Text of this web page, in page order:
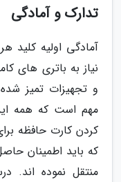
تدارک و آمادگی
آمادگی اولیه کلید
نیاز به باتری های
و تجهیزات تمیز
مهم است که همه
کردن کارت حافظه
که باید اطمینان
منتقل نموده